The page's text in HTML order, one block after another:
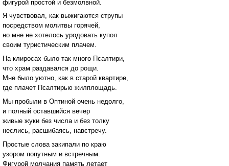
фигурой простой и безмолвной.
Я чувствовал, как выжигаются струпы
посредством молитвы горячей,
но мне не хотелось уродовать купол
своим туристическим плачем.
На клиросах было так много Псалтири,
что храм раздавался до рощи.
Мне было уютно, как в старой квартире,
где плачет Псалтирью жилплощадь.
Мы пробыли в Оптиной очень недолго,
и полный оставшийся вечер
живые жуки без числа и без толку
неслись, расшибаясь, навстречу.
Простые слова закипали по краю
узором попутным и встречным.
Фигурой молчания память летает